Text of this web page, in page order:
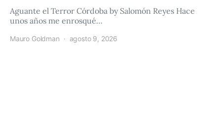
Aguante el Terror Córdoba by Salomón Reyes Hace
unos años me enrosqué…
Mauro Goldman agosto 9, 2026